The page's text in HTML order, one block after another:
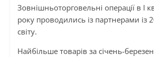
Зовнішньоторговельні операції в I
року проводились із партнерами із
світу.
Найбільше товарів за січень-